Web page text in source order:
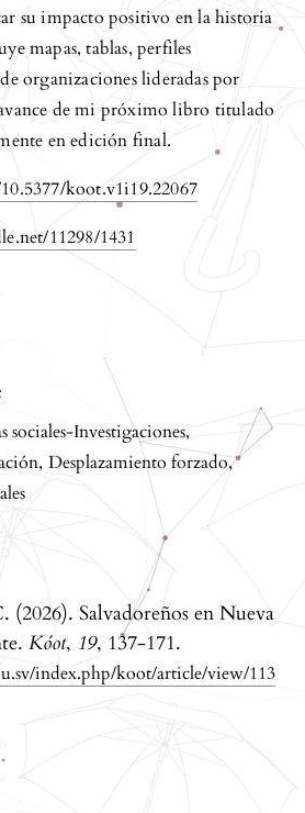
sociales-Investigaciones,
, Desplazamiento forzado,
(2026). Salvadoreños en Nueva
Kóot, 19, 137-171.
index.php/koot/article/view/113
su impacto positivo en la historia
mapas, tablas, perfiles
organizaciones lideradas por
de mi próximo libro titulado
en edición final.
koot.v1i19.22067
11298/1431